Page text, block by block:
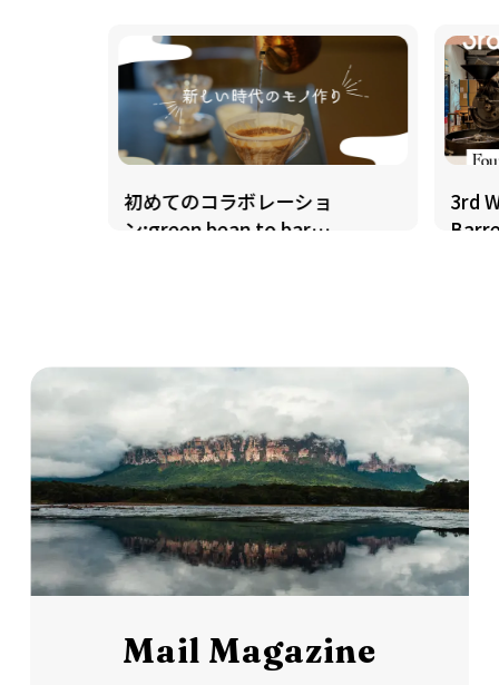
初めてのコラボレーショ
ン:green bean to bar
3rd
Mail Magazine